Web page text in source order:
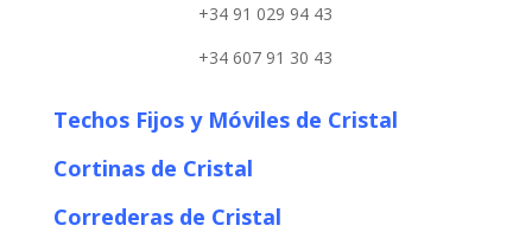
+34 91 029 94 43
+34 607 91 30 43
Techos Fijos y Móviles de Cristal
Cortinas de Cristal
Correderas de Cristal